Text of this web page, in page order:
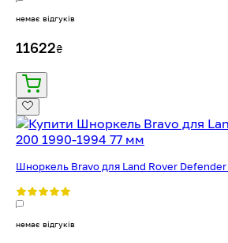
немає відгуків
11622₴
Шноркель Bravo для Land Rover
немає відгуків